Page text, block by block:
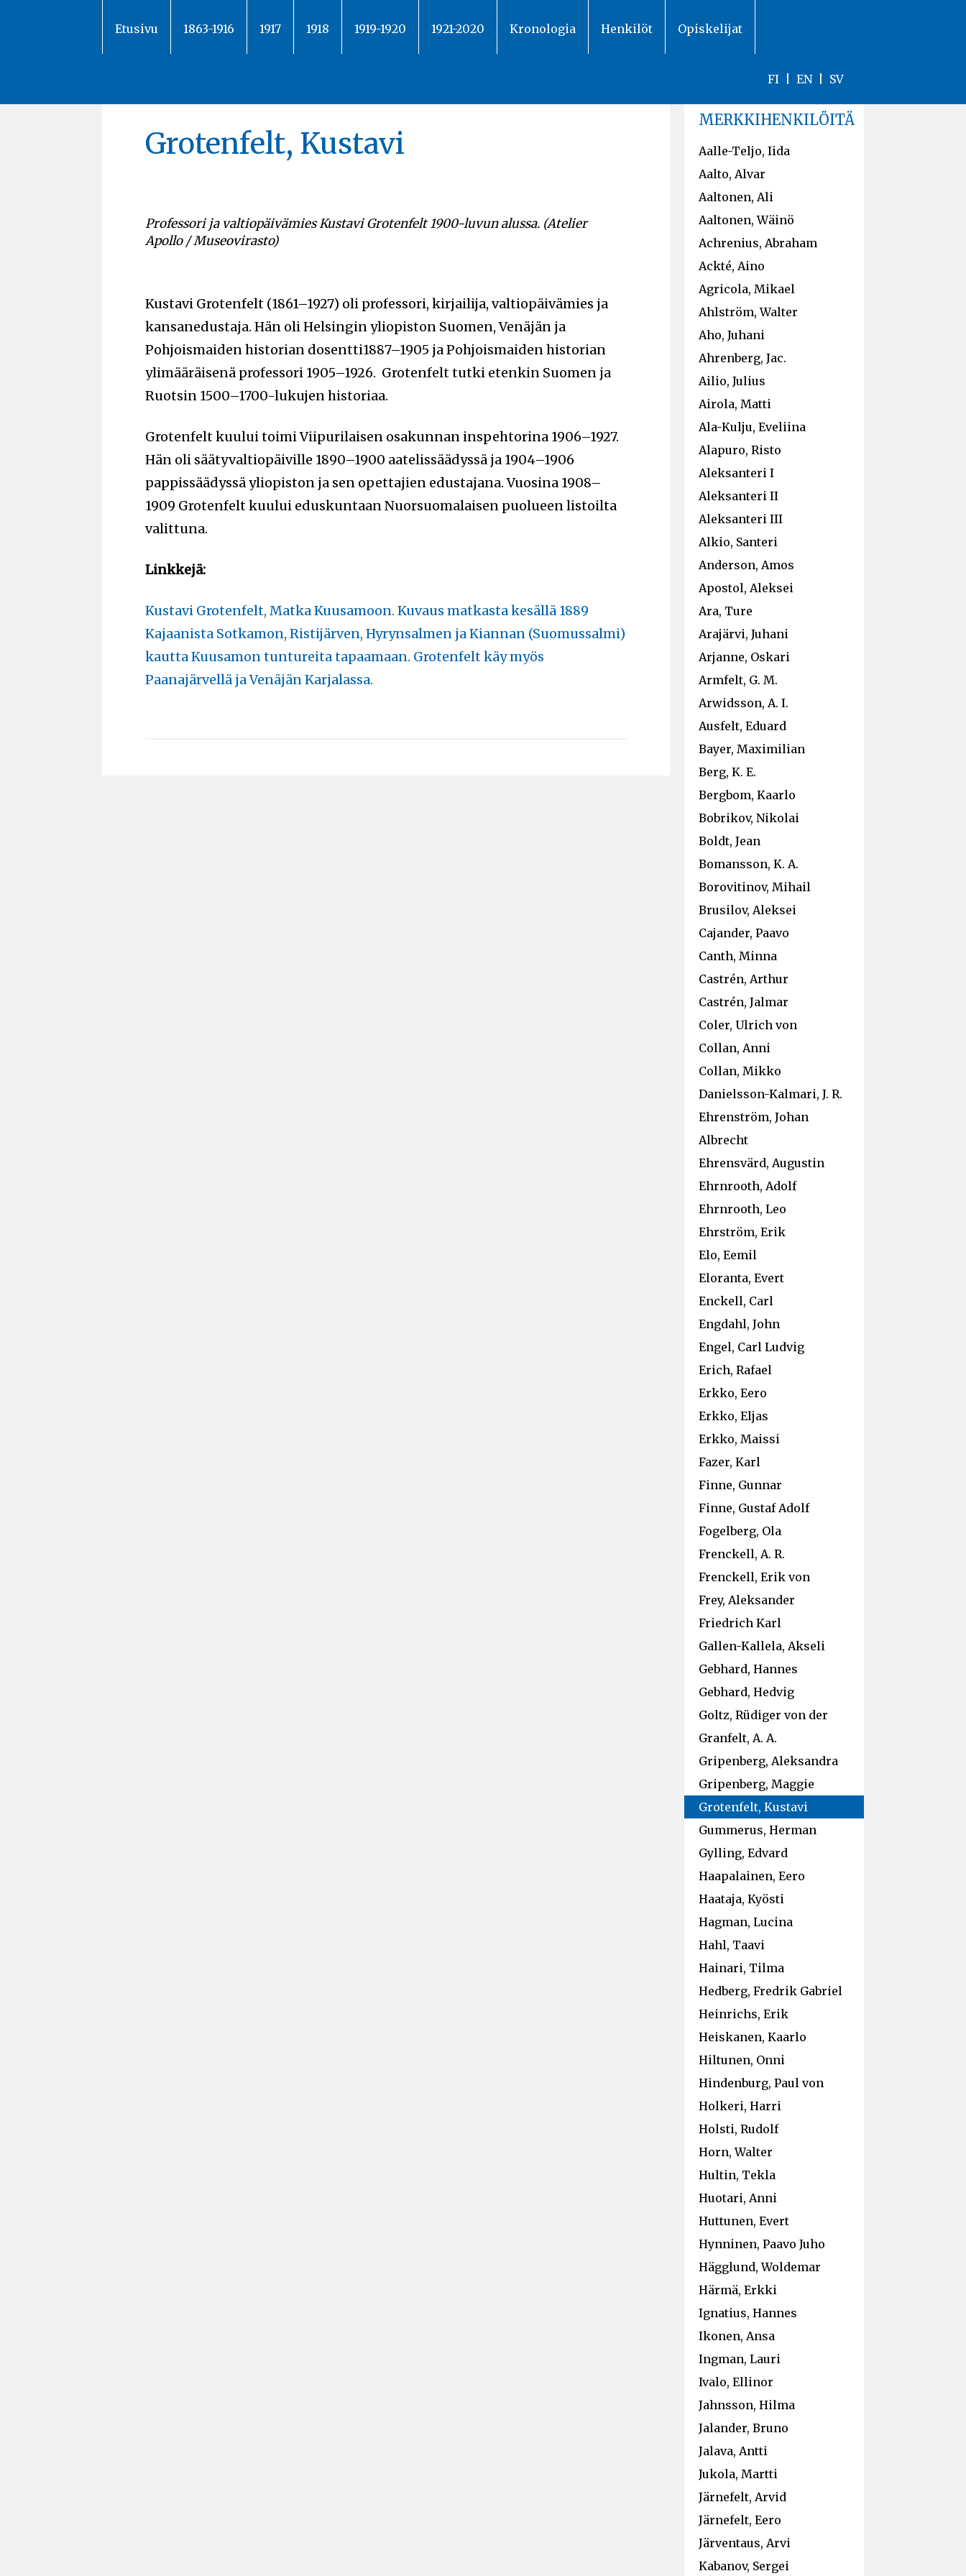
Etusivu 1863-1916 1917 1918 1919-1920 1921-2020 Kronologia Henkilöt Opiskelijat
FI EN| SV
Grotenfelt, Kustavi
Professori ja valtiopäivämies Kustavi Grotenfelt 1900-luvun alussa. (Atelier
Apollo / Museovirasto)
Kustavi Grotenfelt (1861–1927) oli professori, kirjailija, valtiopäivämies ja
kansanedustaja. Hän oli Helsingin yliopiston Suomen, Venäjän ja
Pohjoismaiden historian dosentti1887–1905 ja Pohjoismaiden historian
ylimääräisenä professori 1905–1926. Grotenfelt tutki etenkin Suomen ja
Ruotsin 1500–1700-lukujen historiaa.
Grotenfelt kuului toimi Viipurilaisen osakunnan inspehtorina 1906–1927.
Hän oli säätyvaltiopäiville 1890–1900 aatelissäädyssä ja 1904–1906
pappissäädyssä yliopiston ja sen opettajien edustajana. Vuosina 1908–
1909 Grotenfelt kuului eduskuntaan Nuorsuomalaisen puolueen listoilta
valittuna.
Linkkejä:
Kustavi Grotenfelt, Matka Kuusamoon. Kuvaus matkasta kesällä 1889
Kajaanista Sotkamon, Ristijärven, Hyrynsalmen ja Kiannan (Suomussalmi)
kautta Kuusamon tuntureita tapaamaan. Grotenfelt käy myös
Paanajärvellä ja Venäjän Karjalassa.
MERKKIHENKILÖITÄ
Aalle-Teljo, Iida
Aalto, Alvar
Aaltonen, Ali
Aaltonen, Wäinö
Achrenius, Abraham
Ackté, Aino
Agricola, Mikael
Ahlström, Walter
Aho, Juhani
Ahrenberg, Jac.
Ailio, Julius
Airola, Matti
Ala-Kulju, Eveliina
Alapuro, Risto
Aleksanteri I
Aleksanteri II
Aleksanteri III
Alkio, Santeri
Anderson, Amos
Apostol, Aleksei
Ara, Ture
Arajärvi, Juhani
Arjanne, Oskari
Armfelt, G. M.
Arwidsson, A. I.
Ausfelt, Eduard
Bayer, Maximilian
Berg, K. E.
Bergbom, Kaarlo
Bobrikov, Nikolai
Boldt, Jean
Bomansson, K. A.
Borovitinov, Mihail
Brusilov, Aleksei
Cajander, Paavo
Canth, Minna
Castrén, Arthur
Castrén, Jalmar
Coler, Ulrich von
Collan, Anni
Collan, Mikko
Danielsson-Kalmari, J. R.
Ehrenström, Johan
Albrecht
Ehrensvärd, Augustin
Ehrnrooth, Adolf
Ehrnrooth, Leo
Ehrström, Erik
Elo, Eemil
Eloranta, Evert
Enckell, Carl
Engdahl, John
Engel, Carl Ludvig
Erich, Rafael
Erkko, Eero
Erkko, Eljas
Erkko, Maissi
Fazer, Karl
Finne, Gunnar
Finne, Gustaf Adolf
Fogelberg, Ola
Frenckell, A. R.
Frenckell, Erik von
Frey, Aleksander
Friedrich Karl
Gallen-Kallela, Akseli
Gebhard, Hannes
Gebhard, Hedvig
Goltz, Rüdiger von der
Granfelt, A. A.
Gripenberg, Aleksandra
Gripenberg, Maggie
Grotenfelt, Kustavi
Gummerus, Herman
Gylling, Edvard
Haapalainen, Eero
Haataja, Kyösti
Hagman, Lucina
Hahl, Taavi
Hainari, Tilma
Hedberg, Fredrik Gabriel
Heinrichs, Erik
Heiskanen, Kaarlo
Hiltunen, Onni
Hindenburg, Paul von
Holkeri, Harri
Holsti, Rudolf
Horn, Walter
Hultin, Tekla
Huotari, Anni
Huttunen, Evert
Hynninen, Paavo Juho
Hägglund, Woldemar
Härmä, Erkki
Ignatius, Hannes
Ikonen, Ansa
Ingman, Lauri
Ivalo, Ellinor
Jahnsson, Hilma
Jalander, Bruno
Jalava, Antti
Jukola, Martti
Järnefelt, Arvid
Järnefelt, Eero
Järventaus, Arvi
Kabanov, Sergei